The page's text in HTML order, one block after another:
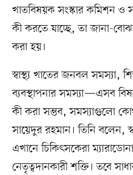
খাতবিষয়ক সংস্কার কমিশন ও
কী করতে যাচ্ছে, তা জানা-
করা হয়।
স্বাস্থ্য খাতের জনবল সমস্যা,
ব্যবস্থাপনার সমস্যা—এসব
কী করা সম্ভব, সমস্যাগুলো
সায়েদুর রহমান। তিনি বলেন,
এখানে চিকিৎসকেরা
নেতৃত্বদানকারী শক্তি। তবে